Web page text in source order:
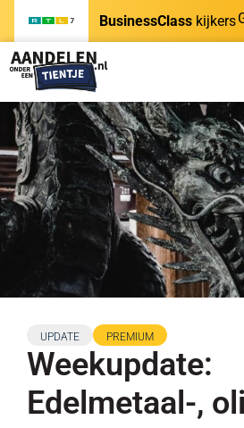
BusinessClass kijkers
UPDATE PREMIUM
Weekupdate:
Edelmetaal-,